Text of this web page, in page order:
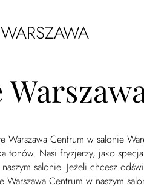
Centrum w salonie
tonów. Nasi fryzjerzy, jako
salonie. Jeżeli chcesz
Centrum w naszym